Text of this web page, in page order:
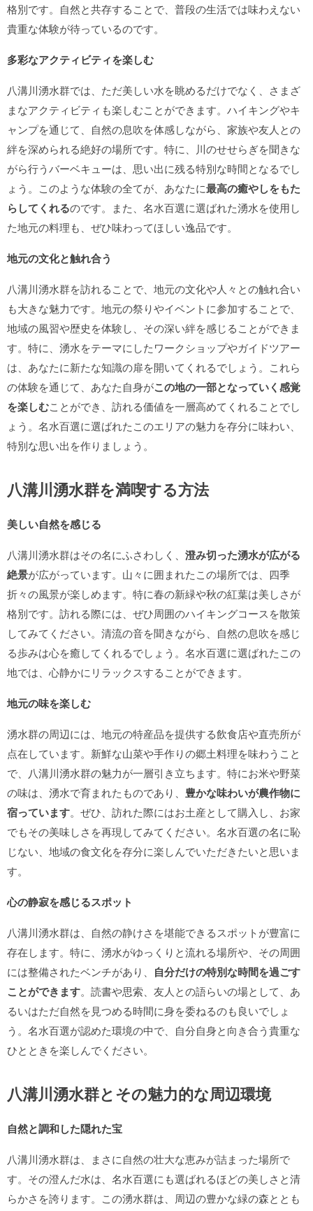
格別です。自然と共存することで、普段の生活では味わえない
貴重な体験が待っているのです。
多彩なアクティビティを楽しむ
八溝川湧水群では、ただ美しい水を眺めるだけでなく、さまざ
まなアクティビティも楽しむことができます。ハイキングやキ
ャンプを通じて、自然の息吹を体感しながら、家族や友人との
絆を深められる絶好の場所です。特に、川のせせらぎを聞きな
がら行うバーベキューは、思い出に残る特別な時間となるでし
ょう。このような体験の全てが、あなたに最高の癒やしをもた
らしてくれるのです。また、名水百選に選ばれた湧水を使用し
た地元の料理も、ぜひ味わってほしい逸品です。
地元の文化と触れ合う
八溝川湧水群を訪れることで、地元の文化や人々との触れ合い
も大きな魅力です。地元の祭りやイベントに参加することで、
地域の風習や歴史を体験し、その深い絆を感じることができま
す。特に、湧水をテーマにしたワークショップやガイドツアー
は、あなたに新たな知識の扉を開いてくれるでしょう。これら
の体験を通じて、あなた自身がこの地の一部となっていく感覚
を楽しむことができ、訪れる価値を一層高めてくれることでし
ょう。名水百選に選ばれたこのエリアの魅力を存分に味わい、
特別な思い出を作りましょう。
八溝川湧水群を満喫する方法
美しい自然を感じる
八溝川湧水群はその名にふさわしく、 澄み切った湧水が広がる
絶景が広がっています。山々に囲まれたこの場所では、四季
折々の風景が楽しめます。特に春の新緑や秋の紅葉は美しさが
格別です。訪れる際には、ぜひ周囲のハイキングコースを散策
してみてください。清流の音を聞きながら、自然の息吹を感じ
る歩みは心を癒してくれるでしょう。名水百選に選ばれたこの
地では、心静かにリラックスすることができます。
地元の味を楽しむ
湧水群の周辺には、地元の特産品を提供する飲食店や直売所が
点在しています。新鮮な山菜や手作りの郷土料理を味わうこと
で、八溝川湧水群の魅力が一層引き立ちます。特にお米や野菜
の味は、湧水で育まれたものであり、 豊かな味わいが農作物に
宿っています。ぜひ、訪れた際にはお土産として購入し、お家
でもその美味しさを再現してみてください。名水百選の名に恥
じない、地域の食文化を存分に楽しんでいただきたいと思いま
す。
心の静寂を感じるスポット
八溝川湧水群は、自然の静けさを堪能できるスポットが豊富に
存在します。特に、湧水がゆっくりと流れる場所や、その周囲
には整備されたベンチがあり、 自分だけの特別な時間を過ごす
ことができます。読書や思索、友人との語らいの場として、あ
るいはただ自然を見つめる時間に身を委ねるのも良いでしょ
う。名水百選が認めた環境の中で、自分自身と向き合う貴重な
ひとときを楽しんでください。
八溝川湧水群とその魅力的な周辺環境
自然と調和した隠れた宝
八溝川湧水群は、まさに自然の壮大な恵みが詰まった場所で
す。その澄んだ水は、名水百選にも選ばれるほどの美しさと清
らかさを誇ります。この湧水群は、周辺の豊かな緑の森ととも